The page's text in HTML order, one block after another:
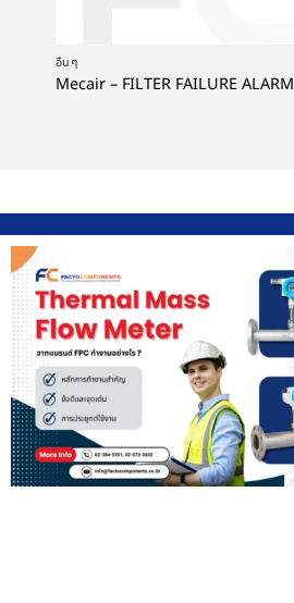
อื่นๆ
Mecair – FILTER FAILURE ALARM